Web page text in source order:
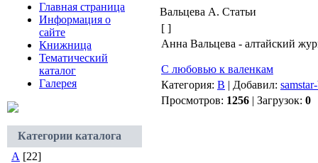
Главная страница
Информация о
сайте
Книжница
Тематический
каталог
Галерея
Категории каталога
А [22]
Вальцева А. Статьи
[ ]
Анна Вальцева - алтайский
С любовью к валенкам
Категория: В | Добавил:
Просмотров: 1256 | Загрузок: 0